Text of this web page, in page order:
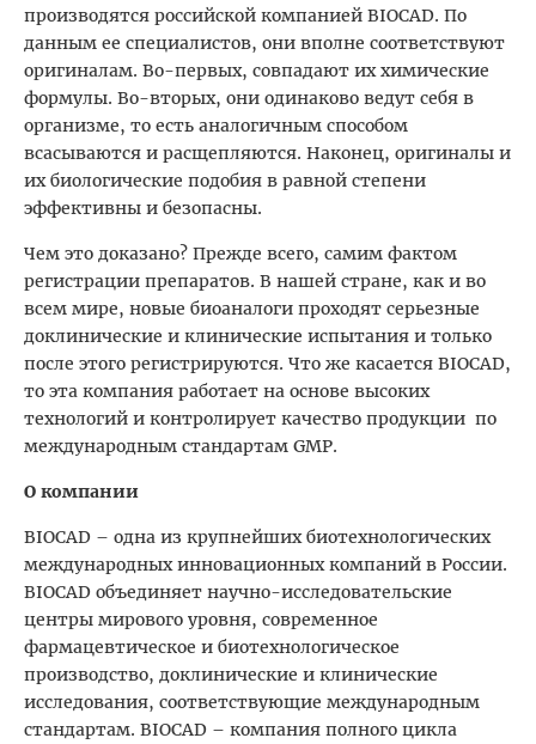
производятся российской компанией BIOCAD. По
данным ее специалистов, они вполне соответствуют
оригиналам. Во-первых, совпадают их химические
формулы. Во-вторых, они одинаково ведут себя в
организме, то есть аналогичным способом
всасываются и расщепляются. Наконец, оригиналы и
их биологические подобия в равной степени
эффективны и безопасны.
Чем это доказано? Прежде всего, самим фактом
регистрации препаратов. В нашей стране, как и во
всем мире, новые биоаналоги проходят серьезные
доклинические и клинические испытания и только
после этого регистрируются. Что же касается BIOCAD,
то эта компания работает на основе высоких
технологий и контролирует качество продукции по
международным стандартам GMP.
О компании
BIOCAD – одна из крупнейших биотехнологических
международных инновационных компаний в России.
BIOCAD объединяет научно-исследовательские
центры мирового уровня, современное
фармацевтическое и биотехнологическое
производство, доклинические и клинические
исследования, соответствующие международным
стандартам. BIOCAD – компания полного цикла